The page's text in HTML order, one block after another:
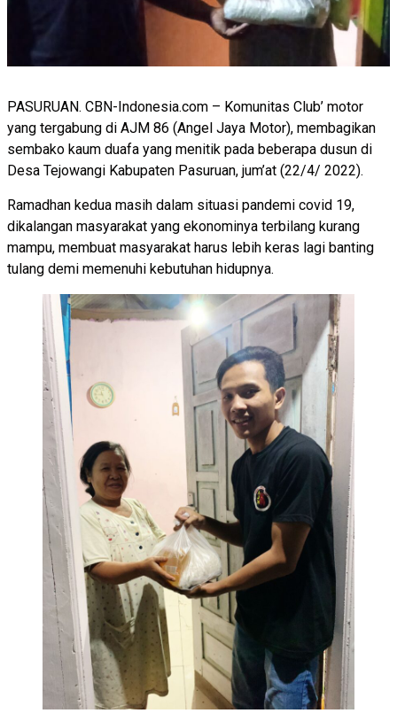
PASURUAN. CBN-Indonesia.com – Komunitas Club’ motor
yang tergabung di AJM 86 (Angel Jaya Motor), membagikan
sembako kaum duafa yang menitik pada beberapa dusun di
Desa Tejowangi Kabupaten Pasuruan, jum’at (22/4/ 2022).
Ramadhan kedua masih dalam situasi pandemi covid 19,
dikalangan masyarakat yang ekonominya terbilang kurang
mampu, membuat masyarakat harus lebih keras lagi banting
tulang demi memenuhi kebutuhan hidupnya.